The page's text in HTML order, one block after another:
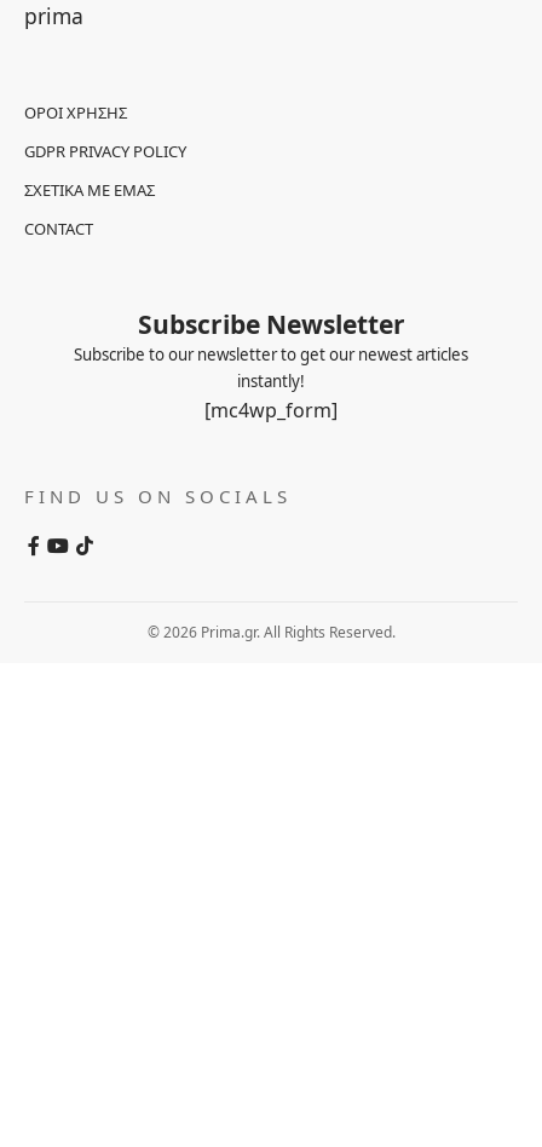
prima
ΌΡΟΙ ΧΡΉΣΗΣ
GDPR PRIVACY POLICY
ΣΧΕΤΙΚΆ ΜΕ ΕΜΆΣ
CONTACT
Subscribe Newsletter
Subscribe to our newsletter to get our newest articles
instantly!
[mc4wp_form]
FIND US ON SOCIALS
© 2026 Prima.gr. All Rights Reserved.